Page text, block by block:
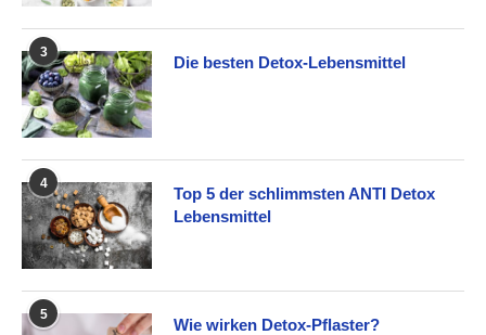
3
Die besten Detox-Lebensmittel
4
Top 5 der schlimmsten ANTI Detox
Lebensmittel
5
Wie wirken Detox-Pflaster?